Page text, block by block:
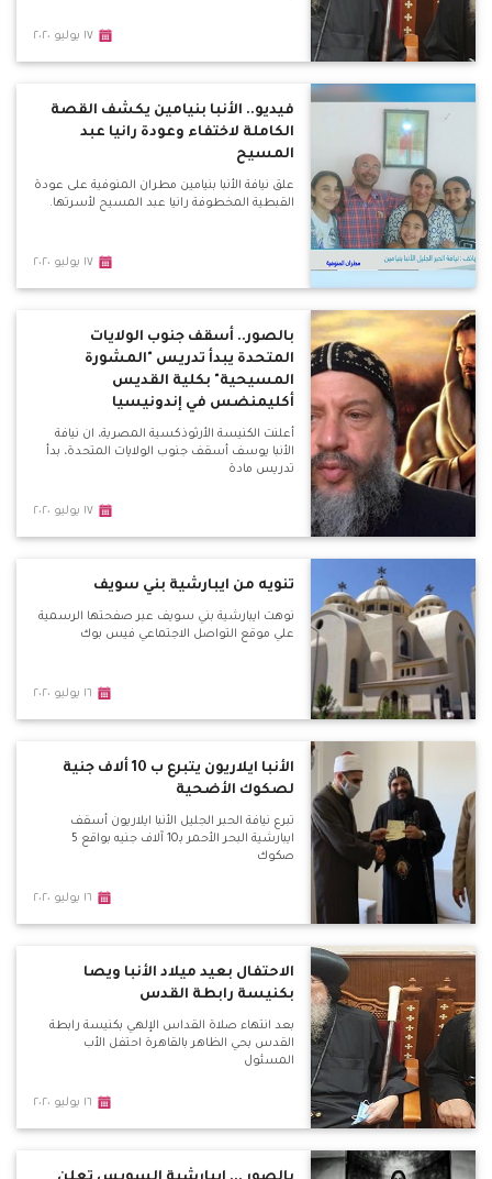
١٧ يوليو ٢٠٢٠
فيديو.. الأنبا بنيامين يكشف القصة
الكاملة لاختفاء وعودة رانيا عبد
المسيح
علق نيافة الأنبا بنيامين مطران المنوفية على عودة
القبطية المخطوفة رانيا عبد المسيح لأسرتها.
١٧ يوليو ٢٠٢٠
بالصور.. أسقف جنوب الولايات
المتحدة يبدأ تدريس "المشورة
المسيحية" بكلية القديس
أكليمنضس في إندونيسيا
أعلنت الكنيسة الأرثوذكسية المصرية، ان نيافة
الأنبا يوسف أسقف جنوب الولايات المتحدة، بدأ
تدريس مادة
١٧ يوليو ٢٠٢٠
تنويه من ايبارشية بني سويف
نوهت ايبارشية بني سويف عبر صفحتها الرسمية
علي موقع التواصل الاجتماعي فيس بوك
١٦ يوليو ٢٠٢٠
الأنبا ايلاريون يتبرع ب 10 ألاف جنية
لصكوك الأضحية
تبرع نيافة الحبر الجليل الأنبا ايلاريون أسقف
ايبارشية البحر الأحمر بـ10 آلاف جنيه بواقع 5
صكوك
١٦ يوليو ٢٠٢٠
الاحتفال بعيد ميلاد الأنبا ويصا
بكنيسة رابطة القدس
بعد انتهاء صلاة القداس الإلهي بكنيسة رابطة
القدس بحي الظاهر بالقاهرة احتفل الأب
المسئول
١٦ يوليو ٢٠٢٠